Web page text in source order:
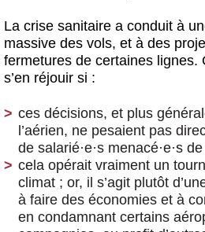
La crise sanitaire a conduit à
massive des vols, et à des
fermetures de certaines lignes.
s’en réjouir si :
ces décisions, et plus
l’aérien, ne pesaient pas
de salarié·e·s menacé·e·s
cela opérait vraiment un
climat ; or, il s’agit plutôt
à faire des économies et à
en condamnant certains